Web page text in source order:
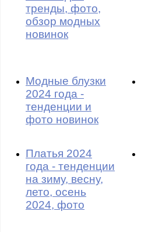
тренды, фото,
обзор модных
новинок
Модные блузки
2024 года -
тенденции и
фото новинок
Платья 2024
года - тенденции
на зиму, весну,
лето, осень
2024, фото